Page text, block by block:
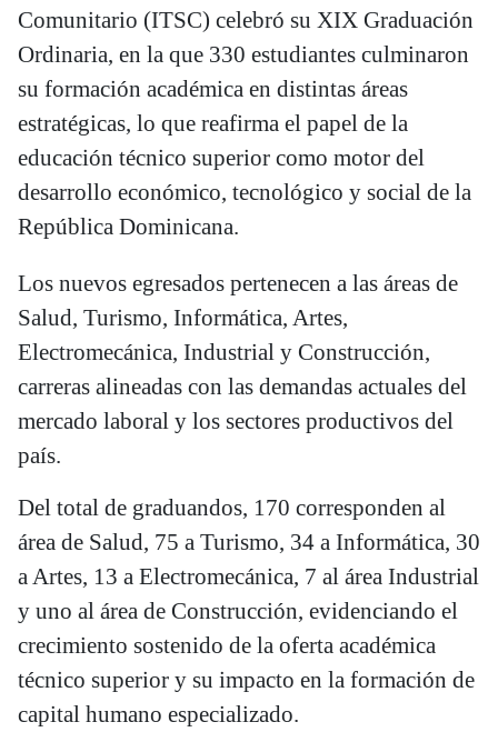
Comunitario (ITSC) celebró su XIX Graduación
Ordinaria, en la que 330 estudiantes culminaron
su formación académica en distintas áreas
estratégicas, lo que reafirma el papel de la
educación técnico superior como motor del
desarrollo económico, tecnológico y social de la
República Dominicana.
Los nuevos egresados pertenecen a las áreas de
Salud, Turismo, Informática, Artes,
Electromecánica, Industrial y Construcción,
carreras alineadas con las demandas actuales del
mercado laboral y los sectores productivos del
país.
Del total de graduandos, 170 corresponden al
área de Salud, 75 a Turismo, 34 a Informática, 30
a Artes, 13 a Electromecánica, 7 al área Industrial
y uno al área de Construcción, evidenciando el
crecimiento sostenido de la oferta académica
técnico superior y su impacto en la formación de
capital humano especializado.